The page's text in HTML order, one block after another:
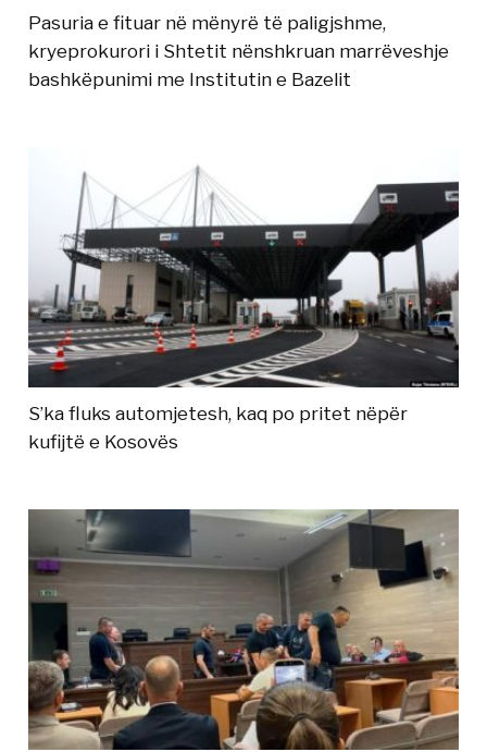
Pasuria e fituar në mënyrë të paligjshme,
kryeprokurori i Shtetit nënshkruan marrëveshje
bashkëpunimi me Institutin e Bazelit
S’ka fluks automjetesh, kaq po pritet nëpër
kufijtë e Kosovës